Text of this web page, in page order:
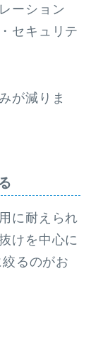
ーション
セキュリテ
が減りま
に耐えられ
けを中心に
るのがお